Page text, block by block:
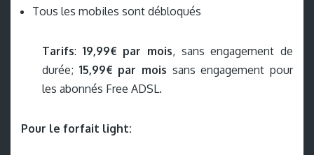
Tous les mobiles sont débloqués
Tarifs: 19,99€ par mois, sans engagement de
durée; 15,99€ par mois sans engagement pour
les abonnés Free ADSL.
Pour le forfait light: